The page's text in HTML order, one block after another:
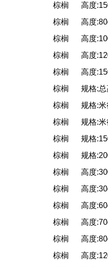
棕榈
高度
棕榈
高度
棕榈 高度
棕榈
高度
棕榈
高度
棕榈
规格:
棕榈 规格:
棕榈
规格:
棕榈
规格
棕榈 规格
棕榈
高度
棕榈
高度
棕榈 高度
棕榈
高度
棕榈
高度
棕榈
高度